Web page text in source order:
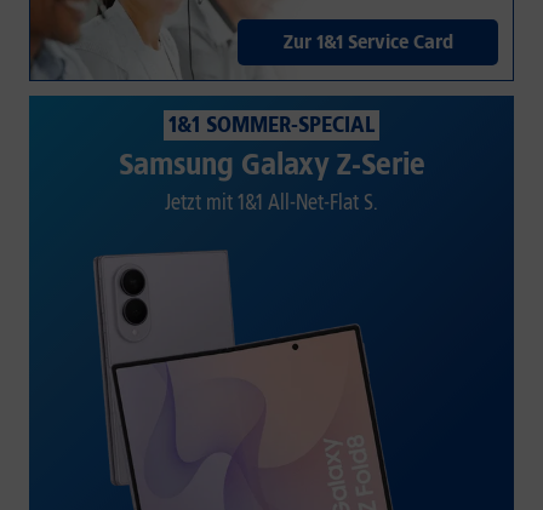
Zur 1&1 Service Card
1&1 SOMMER-SPECIAL
Samsung Galaxy Z-Serie
Jetzt mit 1&1 All-Net-Flat S.